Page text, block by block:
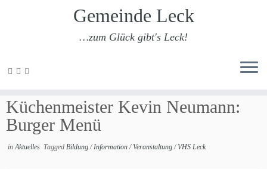
Zum
Gemeinde Leck
…zum Glück gibt's Leck!
Küchenmeister Kevin Neumann:
Burger Menü
inAktuelles Tagged Bildung/Information/Veranstaltung/VHS Leck